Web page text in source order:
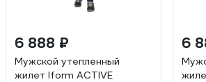
6 888 ₽
Мужской утепленный
жилет Iform ACTIVE
6